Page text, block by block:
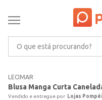
LECIMAR
Blusa Manga Curta
Lojas